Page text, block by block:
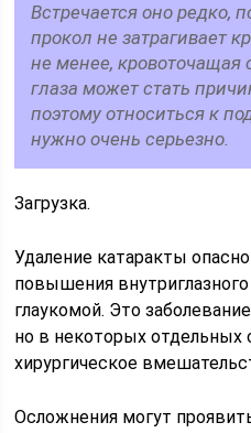
Встречается оно редко,
прокол не затрагивает
не менее, кровоточащая
глаза может стать
поэтому относиться к
нужно очень серьезно.
Загрузка.
Удаление катаракты
повышения
глаукомой. Это
но в некоторых отдельных
хирургическое
Осложнения могут